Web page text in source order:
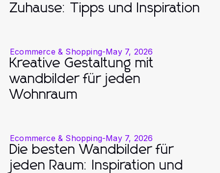
Zuhause: Tipps und Inspiration
Ecommerce & Shopping-May 7, 2026
Kreative Gestaltung mit
wandbilder für jeden
Wohnraum
Ecommerce & Shopping-May 7, 2026
Die besten Wandbilder für
jeden Raum: Inspiration und